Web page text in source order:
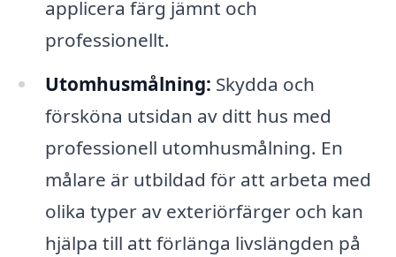
applicera färg jämnt och
professionellt.
Utomhusmålning: Skydda och
försköna utsidan av ditt hus med
professionell utomhusmålning. En
målare är utbildad för att arbeta med
olika typer av exteriörfärger och kan
hjälpa till att förlänga livslängden på